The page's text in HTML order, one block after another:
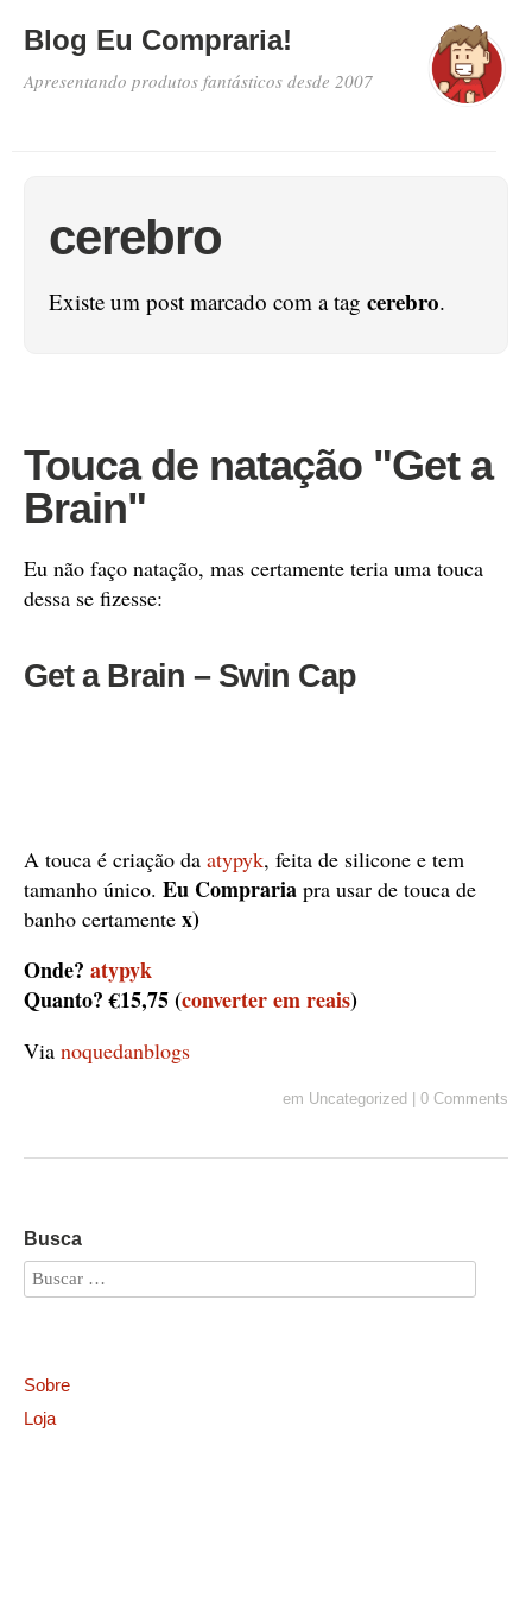
Blog Eu Compraria!
Apresentando produtos fantásticos desde 2007
cerebro
Existe um post marcado com a tag cerebro.
Touca de natação "Get a
Brain"
Eu não faço natação, mas certamente teria uma touca
dessa se fizesse:
Get a Brain – Swin Cap
A touca é criação da atypyk, feita de silicone e tem
tamanho único. Eu Compraria pra usar de touca de
banho certamente x)
Onde? atypyk
Quanto? €15,75 (converter em reais)
Via noquedanblogs
em Uncategorized 0 Comments
Busca
Sobre
Loja